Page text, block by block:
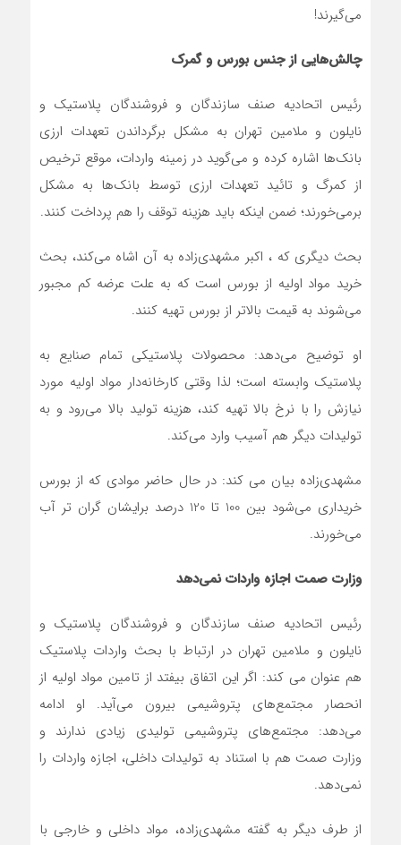
می‌گیرند!
چالش‌هایی از جنس بورس و گمرک
رئیس اتحادیه صنف سازندگان و فروشندگان پلاستیک و
نایلون و ملامین تهران به مشکل برگرداندن تعهدات ارزی
بانک‌ها اشاره کرده و می‌گوید در زمینه واردات، موقع ترخیص
از کمرگ و تائید تعهدات ارزی توسط بانک‌ها به مشکل
برمی‌خورند؛ ضمن اینکه باید هزینه توقف را هم پرداخت کنند.
بحث دیگری که ، اکبر مشهدی‌زاده به آن اشاه می‌کند، بحث
خرید مواد اولیه از بورس است که به علت عرضه‌ کم مجبور
می‌شوند به قیمت بالاتر از بورس تهیه کنند.
او توضیح می‌دهد: محصولات پلاستیکی تمام صنایع به
پلاستیک وابسته است؛ لذا وقتی کارخانه‌دار مواد اولیه مورد
نیازش را با نرخ بالا تهیه کند، هزینه تولید بالا می‌رود و به
تولیدات دیگر هم آسیب وارد می‌کند.
مشهدی‌زاده بیان می کند: در حال حاضر موادی که از بورس
خریداری می‌شود بین 100 تا 120 درصد برایشان گران تر آب
می‌خورند.
وزارت صمت اجازه واردات نمی‌دهد
رئیس اتحادیه صنف سازندگان و فروشندگان پلاستیک و
نایلون و ملامین تهران در ارتباط با بحث واردات پلاستیک
هم عنوان می کند: اگر این اتفاق بیفتد از تامین مواد اولیه از
انحصار مجتمع‌های پتروشیمی بیرون می‌آید. او ادامه
می‌دهد: مجتمع‌های پتروشیمی تولیدی زیادی ندارند و
وزارت صمت هم با استناد به تولیدات داخلی، اجازه واردات را
نمی‌دهد.
از طرف دیگر به گفته مشهدی‌زاده، مواد داخلی و خارجی با